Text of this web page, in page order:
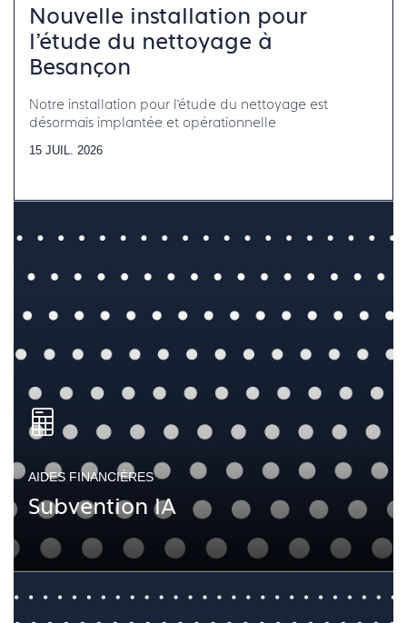
Nouvelle installation pour
l’étude du nettoyage à
Besançon
Notre installation pour l’étude du nettoyage est
désormais implantée et opérationnelle
15 JUIL. 2026
AIDES FINANCIÈRES
Subvention IA